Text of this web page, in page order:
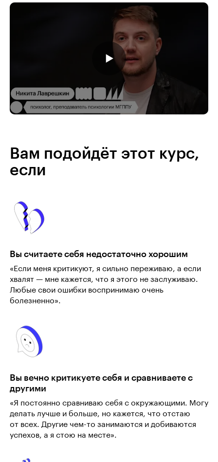
Вам подойдёт этот курс,
если
Вы считаете себя недостаточно хорошим
«Если меня критикуют, я сильно переживаю, а если
хвалят — мне кажется, что я этого не заслуживаю.
Любые свои ошибки воспринимаю очень
болезненно».
Вы вечно критикуете себя и сравниваете с
другими
«Я постоянно сравниваю себя с окружающими. Могу
делать лучше и больше, но кажется, что отстаю
от всех. Другие чем-то занимаются и добиваются
успехов, а я стою на месте».